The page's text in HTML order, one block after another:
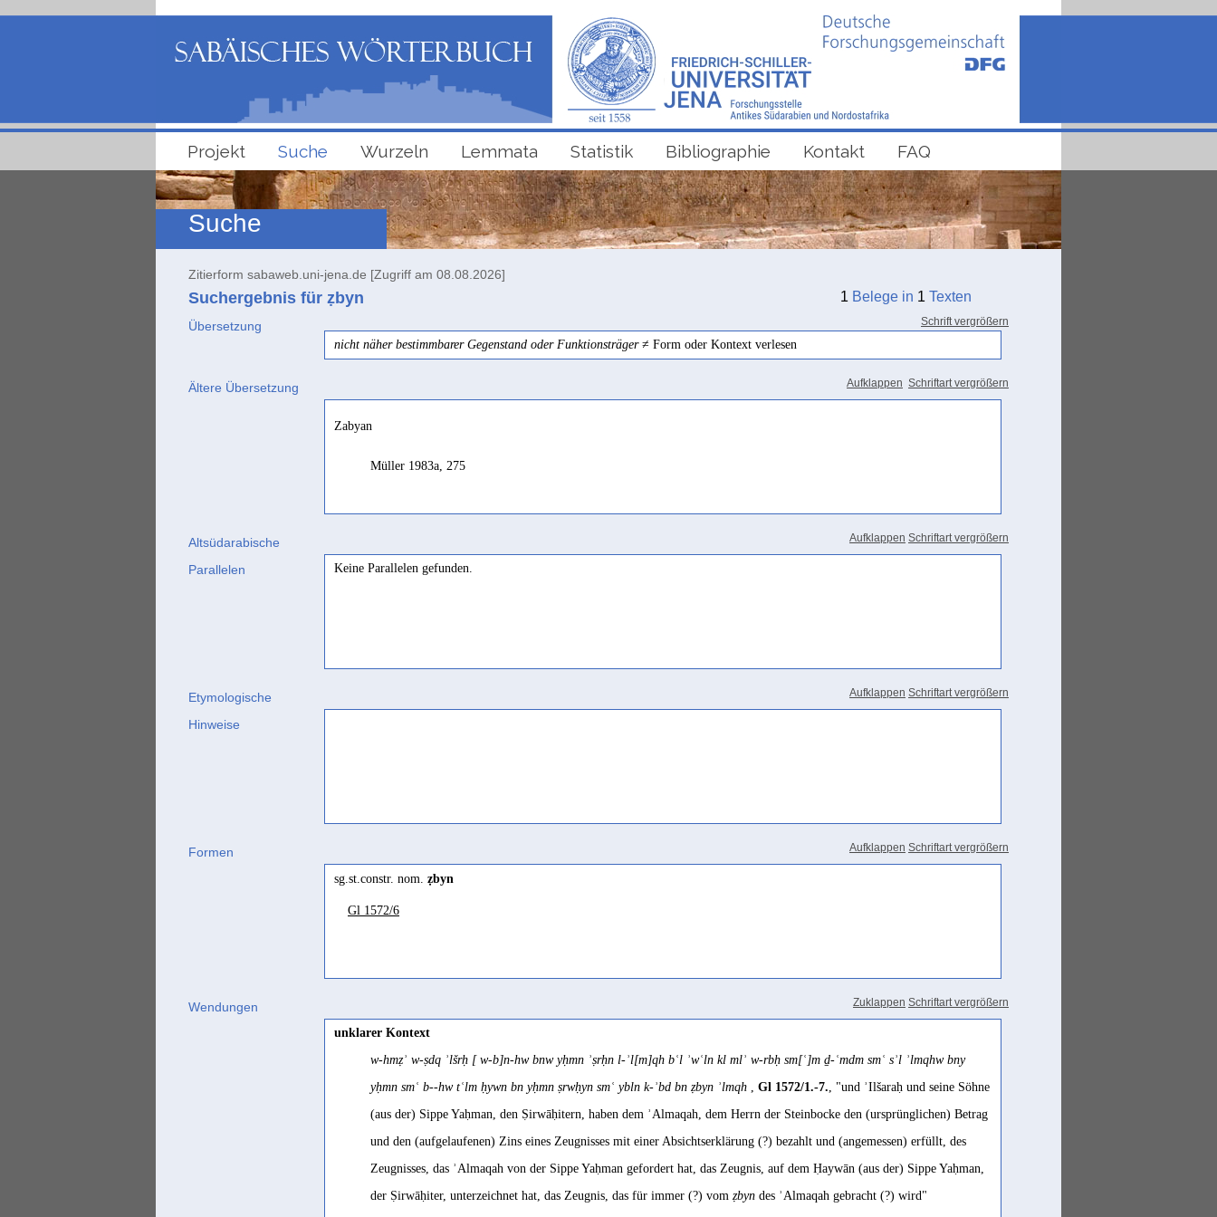
Projekt Suche Wurzeln Lemmata Statistik Bibliographie Kontakt FAQ
Suche
Zitierform sabaweb.uni-jena.de [Zugriff am 08.08.2026]
Suchergebnis für ẓbyn 1 Belege in 1 Texten
Übersetzung Schrift vergrößern
nicht näher bestimmbarer Gegenstand oder Funktionsträger≠ Form oder Kontext verlesen
Ältere Übersetzung Aufklappen Schriftart vergrößern
Zabyan
Müller 1983a, 275
Altsüdarabische
Parallelen
Aufklappen Schriftart vergrößern
Keine Parallelen gefunden.
Etymologische
Hinweise
Aufklappen Schriftart vergrößern
Formen Aufklappen Schriftart vergrößern
sg.st.constr. nom. ẓbyn
Gl 1572/6
Wendungen Zuklappen Schriftart vergrößern
unklarer Kontext
w-hmẓʾ w-ṣdq ʾlšrḥ [ w-b]n-hw bnw yḥmn ʾṣrḥn l-ʾl[m]qh bʿl ʾwʿln kl mlʾ w-rbḥ sm[ʿ]m ḏ-ʿmdm smʿ sʾl ʾlmqhw bny
yḥmn smʿ b--hw tʿlm ḥywn bn yḥmn ṣrwḥyn smʿ ybln k-ʾbd bn ẓbyn ʾlmqh , Gl 1572/1.-7., "und ʾIlšaraḥ und seine Söhne
(aus der) Sippe Yaḥman, den Ṣirwāḥitern, haben dem ʾAlmaqah, dem Herrn der Steinbocke den (ursprünglichen) Betrag
und den (aufgelaufenen) Zins eines Zeugnisses mit einer Absichtserklärung (?) bezahlt und (angemessen) erfüllt, des
Zeugnisses, das ʾAlmaqah von der Sippe Yaḥman gefordert hat, das Zeugnis, auf dem Ḥaywān (aus der) Sippe Yaḥman,
der Ṣirwāḥiter, unterzeichnet hat, das Zeugnis, das für immer (?) vom ẓbyn des ʾAlmaqah gebracht (?) wird"